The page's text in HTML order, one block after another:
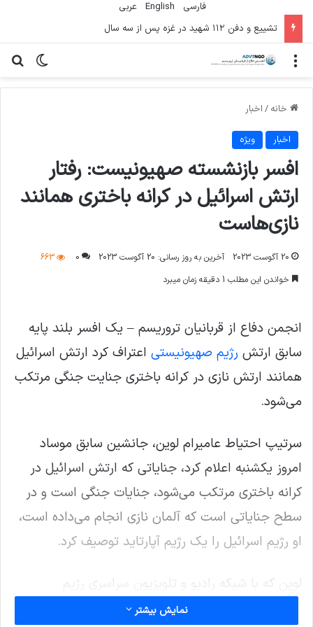
فارسی English
عربي
تشییع و دفن ۱۱۲ شهید در غزه پس از سه سال
تغییر منو
خانه / اخبار
اخبار ویژه
افسر بازنشسته صهیونیست: رفتار
ارتش اسرائیل در کرانه باختری همانند
نازی‌هاست
20 آگوست 2023 آخرین به روز رسانی: 20 آگوست 2023 0
663
خواندن این مطلب 1 دقیقه زمان میبرد
انجمن دفاع از قربانیان تروریسم – یک افسر بلند پایه
سابق ارتش رژیم صهیونیستی اعتراف کرد ارتش اسرائیل
همانند ارتش نازی در کرانه باختری جنایت جنگی مرتکب
می‌شود.
سرتیپ احتیاط عامیرام لوین، جانشین سابق موساد
امروز یکشنبه اعلام کرد، جنایاتی که ارتش اسرائیل در
کرانه باختری مرتکب می‌شود، جنایات جنگی است و در
سطح جنایاتی است که آلمان نازی انجام می‌داده است،
او رژیم اسرائیل را یک رژیم آپارتاید توصیف کرد.
لوین که با شبکه رادیو و تلویزیون سراسری رژیم
صهیونیستی ” کان” سخن می‌گفت، تاکید کرد: ارتش
نمایش بیشتر